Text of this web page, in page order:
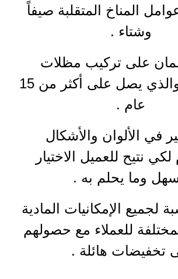
المناخ المتقلبة صيفاً
وشتاء .
على تركيب مظلات
يصل على أكثر من 15
عام .
في الألوان والأشكال
لكي نتيح للعميل الاختيار
وما يحلم به .
لجميع الإمكانيات المادية
للعملاء مع حصولهم
تخفيضات هائلة .